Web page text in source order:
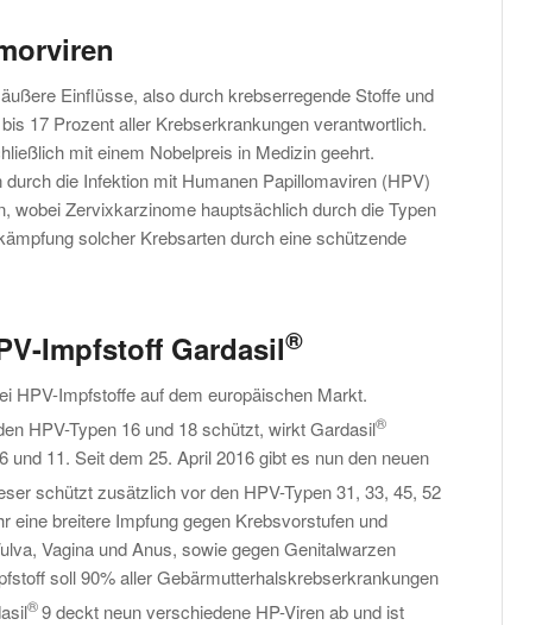
Einflüsse, also durch krebserregende Stoffe und
17 Prozent aller Krebserkrankungen verantwortlich.
mit einem Nobelpreis in Medizin geehrt.
durch die Infektion mit Humanen Papillomaviren (HPV)
wobei Zervixkarzinome hauptsächlich durch die Typen
solcher Krebsarten durch eine schützende
Impfstoff Gardasil®
HPV-Impfstoffe auf dem europäischen Markt.
HPV-Typen 16 und 18 schützt, wirkt Gardasil®
und 11. Seit dem 25. April 2016 gibt es nun den neuen
schützt zusätzlich vor den HPV-Typen 31, 33, 45, 52
eine breitere Impfung gegen Krebsvorstufen und
Vagina und Anus, sowie gegen Genitalwarzen
soll 90% aller Gebärmutterhalskrebserkrankungen
®9 deckt neun verschiedene HP-Viren ab und ist